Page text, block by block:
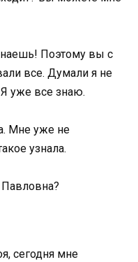
Поэтому вы с
все. Думали я не
уже все знаю.
Мне уже не
узнала.
сегодня мне